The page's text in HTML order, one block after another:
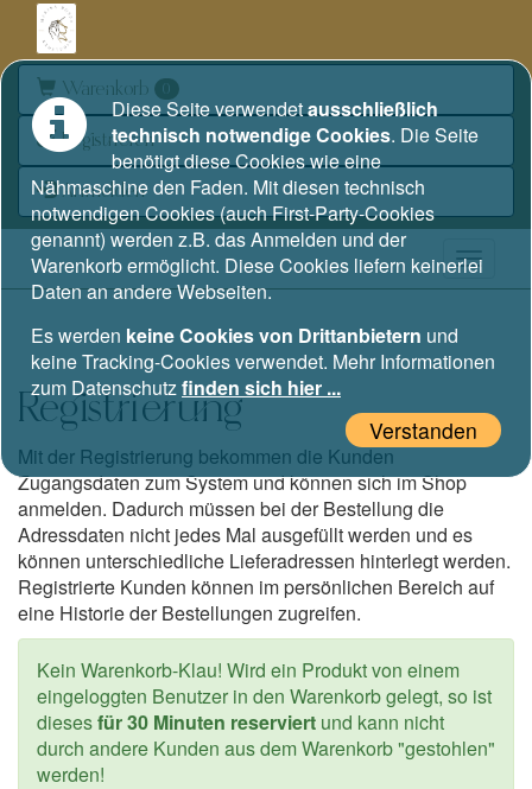
Warenkorb 0
Registrieren
Anmelden
Registrierung
Mit der Registrierung bekommen die Kunden
Zugangsdaten zum System und können sich im Shop
anmelden. Dadurch müssen bei der Bestellung die
Adressdaten nicht jedes Mal ausgefüllt werden und es
können unterschiedliche Lieferadressen hinterlegt werden.
Registrierte Kunden können im persönlichen Bereich auf
eine Historie der Bestellungen zugreifen.
Kein Warenkorb-Klau! Wird ein Produkt von einem
eingeloggten Benutzer in den Warenkorb gelegt, so ist
diesesfür 30 Minuten reserviert und kann nicht
durch andere Kunden aus dem Warenkorb "gestohlen"
werden!
Diese Seite verwendetausschließlich
technisch notwendige Cookies. Die Seite
benötigt diese Cookies wie eine
Nähmaschine den Faden. Mit diesen technisch
notwendigen Cookies (auch First-Party-Cookies
genannt) werden z.B. das Anmelden und der
Warenkorb ermöglicht. Diese Cookies liefern keinerlei
Daten an andere Webseiten.
Es werden keine Cookies von Drittanbietern und
keine Tracking-Cookies verwendet. Mehr Informationen
zum Datenschutzfinden sich hier ...
Verstanden